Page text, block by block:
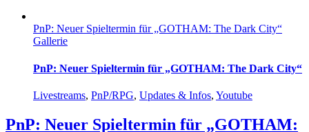
PnP: Neuer Spieltermin für „GOTHAM: The Dark City“
Gallerie
PnP: Neuer Spieltermin für „GOTHAM: The Dark City“
Livestreams, PnP/RPG, Updates & Infos, Youtube
PnP: Neuer Spieltermin für „GOTHAM: